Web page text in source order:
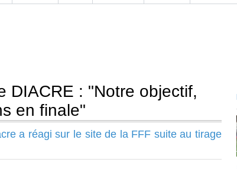
DIACRE : "Notre objectif,
en finale"
a réagi sur le site de la FFF suite au tirage